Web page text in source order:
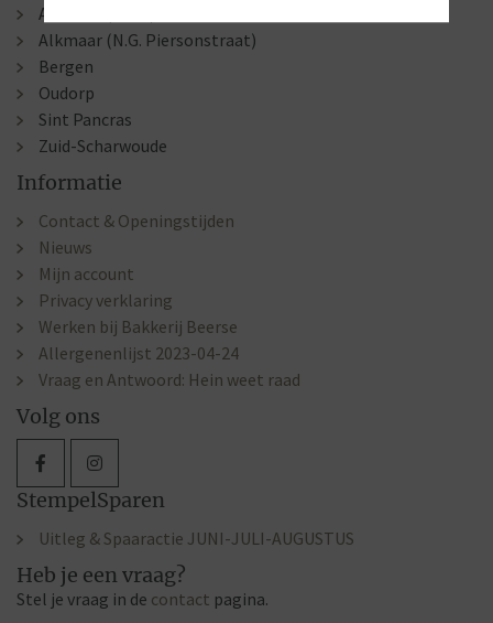
Alkmaar (Laat )
Alkmaar (N.G. Piersonstraat)
Bergen
Oudorp
Sint Pancras
Zuid-Scharwoude
Informatie
Contact & Openingstijden
Nieuws
Mijn account
Privacy verklaring
Werken bij Bakkerij Beerse
Allergenenlijst 2023-04-24
Vraag en Antwoord: Hein weet raad
Volg ons
StempelSparen
Uitleg & Spaaractie JUNI-JULI-AUGUSTUS
Heb je een vraag?
Stel je vraag in de contact pagina.